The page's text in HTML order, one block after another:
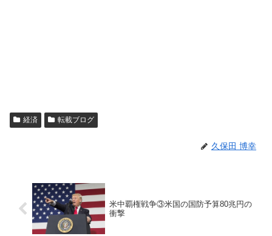
経済 転載ブログ
久保田 博幸
米中覇権戦争③米国の国防予算80兆円の
衝撃